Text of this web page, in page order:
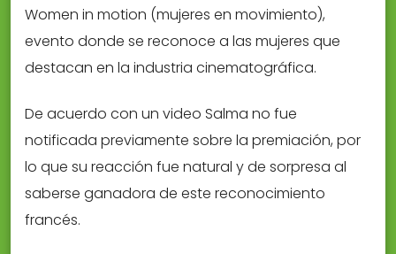
Women in motion (mujeres en movimiento),
evento donde se reconoce a las mujeres que
destacan en la industria cinematográfica.
De acuerdo con un video Salma no fue
notificada previamente sobre la premiación, por
lo que su reacción fue natural y de sorpresa al
saberse ganadora de este reconocimiento
francés.